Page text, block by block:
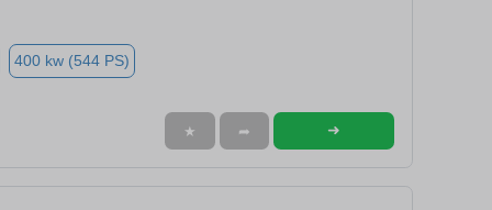
400 kw (544 PS)
★ ➦ ➜